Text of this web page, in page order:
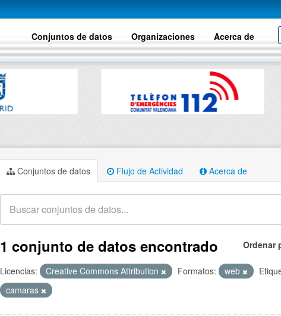
Conjuntos de datos Organizaciones Acerca de
Conjuntos de datos Flujo de Actividad Acerca de
Ordenar
1 conjunto de datos encontrado
Licencias: Creative Commons Attribution Formatos: web
camaras